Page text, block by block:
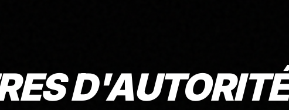
D'AUTORITÉ